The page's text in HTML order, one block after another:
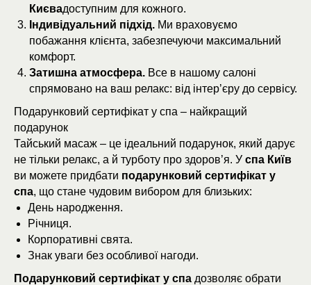
Києвадоступним для кожного.
Індивідуальний підхід. Ми враховуємо
побажання клієнта, забезпечуючи максимальний
комфорт.
Затишна атмосфера. Все в нашому салоні
спрямовано на ваш релакс: від інтер’єру до сервісу.
Подарунковий сертифікат у спа – найкращий
подарунок
Тайський масаж – це ідеальний подарунок, який дарує
не тільки релакс, а й турботу про здоров’я. У спа Київ
ви можете придбати подарунковий сертифікат у
спа, що стане чудовим вибором для близьких:
День народження.
Річниця.
Корпоративні свята.
Знак уваги без особливої нагоди.
Подарунковий сертифікат у спа дозволяє обрати